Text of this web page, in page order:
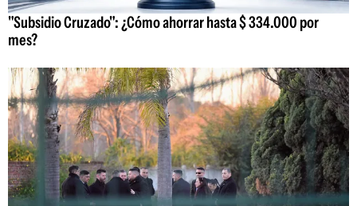
"Subsidio Cruzado": ¿Cómo ahorrar hasta $ 334.000 por
mes?